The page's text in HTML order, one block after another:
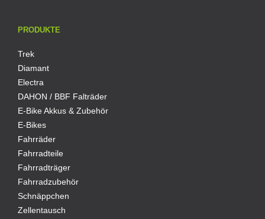
PRODUKTE
Trek
Diamant
Electra
DAHON / BBF Falträder
E-Bike Akkus & Zubehör
E-Bikes
Fahrräder
Fahrradteile
Fahrradträger
Fahrradzubehör
Schnäppchen
Zellentausch